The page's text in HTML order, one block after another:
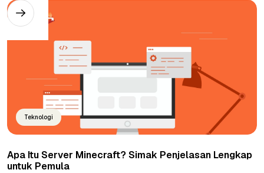
Teknologi
Apa Itu Server Minecraft? Simak Penjelasan Lengkap
untuk Pemula